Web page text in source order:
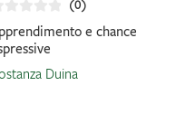
(0)
e chance
Duina